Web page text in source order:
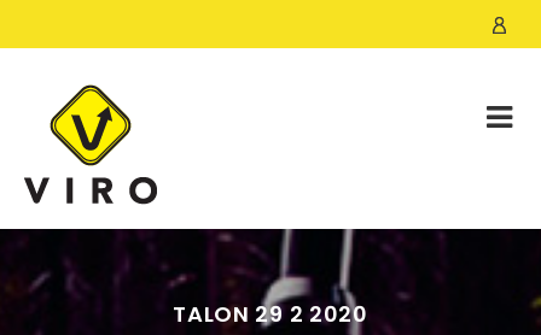
TALON 29 2 2020